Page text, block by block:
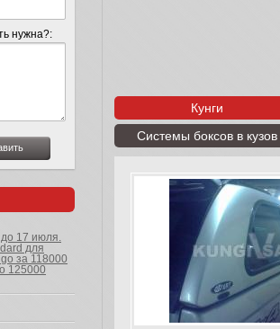
Кунги
Системы боксов в кузов
нужна?:
17 июля.
для
за 118000
125000